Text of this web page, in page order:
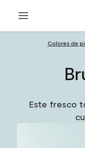
Colores de
Este fresco